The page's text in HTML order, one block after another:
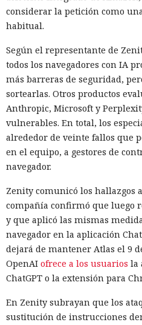
sistemas necesarios.
investigadores
actualizaciones
un simple
07:02 / 08.08.2026
Una vulnerabilidad en un
red corporativa con solo un par
considerar la petición como
habitual.
Según el representante de
todos los navegadores con IA
más barreras de seguridad,
sortearlas. Otros productos
Anthropic, Microsoft y
vulnerables. En total, los
alrededor de veinte fallos que
en el equipo, a gestores de
navegador.
Zenity comunicó los hallazgos
compañía confirmó que luego
y que aplicó las mismas
navegador en la aplicación
dejará de mantener Atlas el 9
OpenAI ofrece a los usuarios la
ChatGPT o la extensión para
En Zenity subrayan que los
sustitución de instrucciones